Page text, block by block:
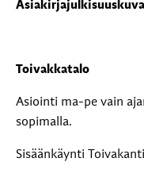
Toivakkatalo
Asiointi ma-pe vain
sopimalla.
Sisäänkäynti